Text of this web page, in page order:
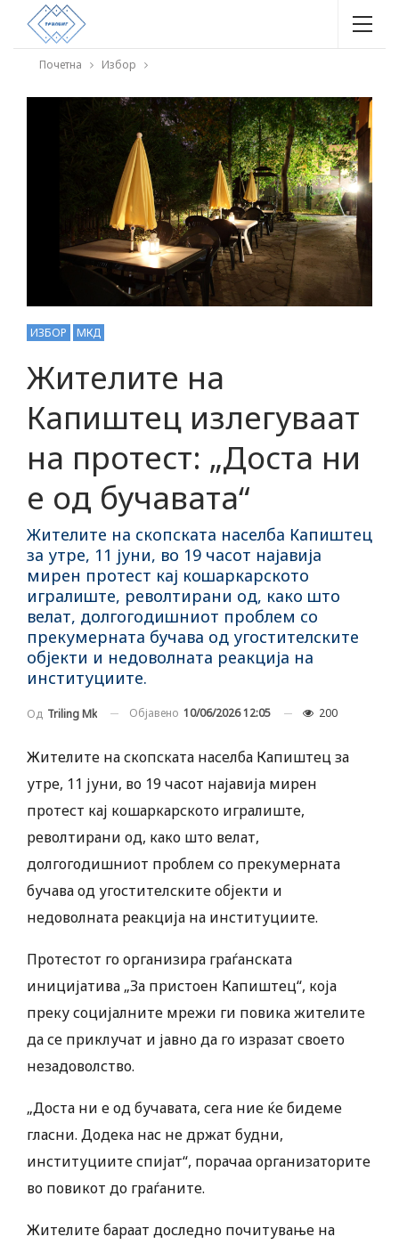
Почетна Избор
ИЗБОР МКД
Жителите на
Капиштец излегуваат
на протест: „Доста ни
е од бучавата“
Жителите на скопската населба Капиштец
за утре, 11 јуни, во 19 часот најавија
мирен протест кај кошаркарското
игралиште, револтирани од, како што
велат, долгогодишниот проблем со
прекумерната бучава од угостителските
објекти и недоволната реакција на
институциите.
Од Triling Mk Објавено 10/06/2026 12:05 200
Жителите на скопската населба Капиштец за
утре, 11 јуни, во 19 часот најавија мирен
протест кај кошаркарското игралиште,
револтирани од, како што велат,
долгогодишниот проблем со прекумерната
бучава од угостителските објекти и
недоволната реакција на институциите.
Протестот го организира граѓанската
иницијатива „За пристоен Капиштец“, која
преку социјалните мрежи ги повика жителите
да се приклучат и јавно да го изразат своето
незадоволство.
„Доста ни е од бучавата, сега ние ќе бидеме
гласни. Додека нас не држат будни,
институциите спијат“, порачаа организаторите
во повикот до граѓаните.
Жителите бараат доследно почитување на